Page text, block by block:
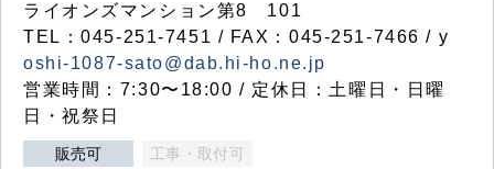
ライオンズマンション第8 101
TEL：045-251-7451 / FAX：045-251-7466 / y
oshi-1087-sato@dab.hi-ho.ne.jp
営業時間：7:30〜18:00 / 定休日：土曜日・日曜
日・祝祭日
販売可 工事・取付可